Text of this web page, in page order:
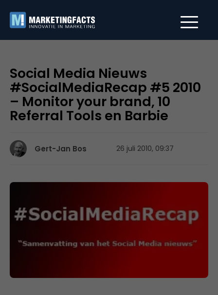
Social Media Nieuws
#SocialMediaRecap #5 2010
– Monitor your brand, 10
Referral Tools en Barbie
Gert-Jan Bos 26 juli 2010, 09:37